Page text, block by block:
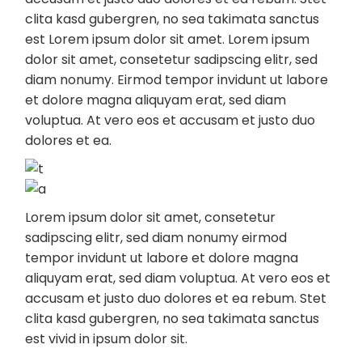
clita kasd gubergren, no sea takimata sanctus
est Lorem ipsum dolor sit amet. Lorem ipsum
dolor sit amet, consetetur sadipscing elitr, sed
diam nonumy. Eirmod tempor invidunt ut labore
et dolore magna aliquyam erat, sed diam
voluptua. At vero eos et accusam et justo duo
dolores et ea.
Lorem ipsum dolor sit amet, consetetur
sadipscing elitr, sed diam nonumy eirmod
tempor invidunt ut labore et dolore magna
aliquyam erat, sed diam voluptua. At vero eos et
accusam et justo duo dolores et ea rebum. Stet
clita kasd gubergren, no sea takimata sanctus
est vivid in ipsum dolor sit.